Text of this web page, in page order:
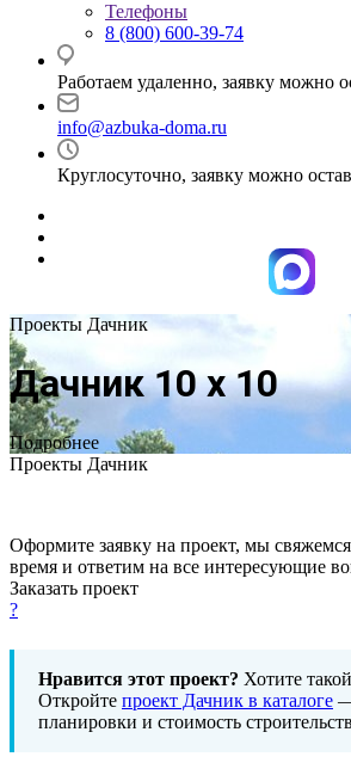
Телефоны
8 (800) 600-39-74
Работаем удаленно, заявку можно
info@azbuka-doma.ru
Круглосуточно, заявку можно
Проекты Дачник
Дачник 10 х 10
Подробнее
Проекты Дачник
Оформите заявку на проект, мы
время и ответим на все интересующие
Заказать проект
?
Нравится этот проект? Хотите
Откройте проект Дачник в каталоге
планировки и стоимость